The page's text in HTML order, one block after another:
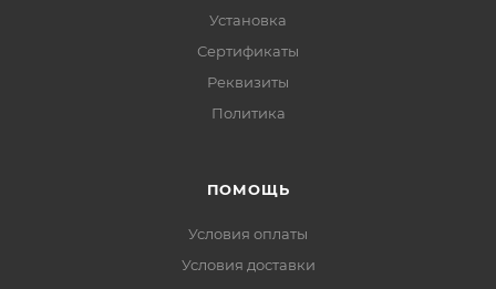
Установка
Сертификаты
Реквизиты
Политика
ПОМОЩЬ
Условия оплаты
Условия доставки